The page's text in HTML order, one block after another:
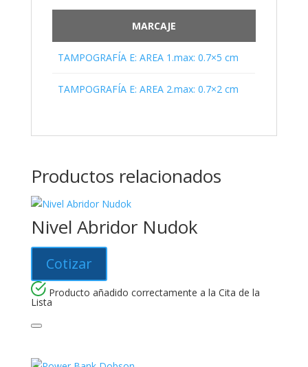
MARCAJE
TAMPOGRAFÍA E: AREA 1.max: 0.7×5 cm
TAMPOGRAFÍA E: AREA 2.max: 0.7×2 cm
Productos relacionados
Nivel Abridor Nudok
Cotizar
Producto añadido correctamente a la Cita de la
Lista